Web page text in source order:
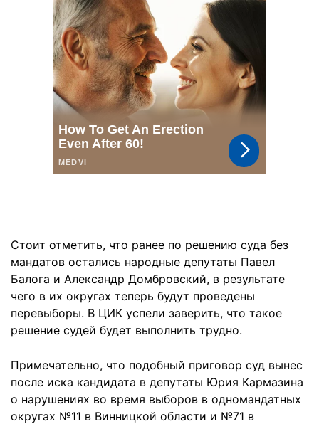
Стоит отметить, что ранее по решению суда без
мандатов остались народные депутаты Павел
Балога и Александр Домбровский, в результате
чего в их округах теперь будут проведены
перевыборы. В ЦИК успели заверить, что такое
решение судей будет выполнить трудно.
Примечательно, что подобный приговор суд вынес
после иска кандидата в депутаты Юрия Кармазина
о нарушениях во время выборов в одномандатных
округах №11 в Винницкой области и №71 в